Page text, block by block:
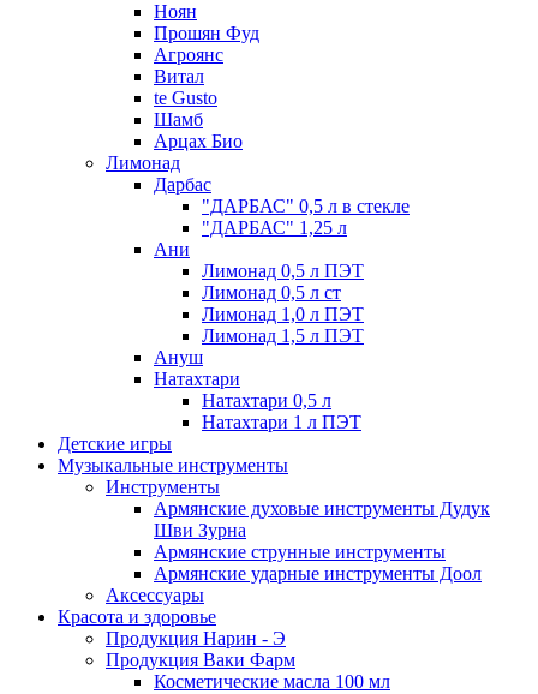
Ноян
Прошян Фуд
Агроянс
Витал
te Gusto
Шамб
Арцах Био
Лимонад
Дарбас
"ДАРБАС" 0,5 л в стекле
"ДАРБАС" 1,25 л
Ани
Лимонад 0,5 л ПЭТ
Лимонад 0,5 л ст
Лимонад 1,0 л ПЭТ
Лимонад 1,5 л ПЭТ
Ануш
Натахтари
Натахтари 0,5 л
Натахтари 1 л ПЭТ
Детские игры
Музыкальные инструменты
Инструменты
Армянские духовые инструменты Дудук
Шви Зурна
Армянские струнные инструменты
Армянские ударные инструменты Доол
Аксессуары
Красота и здоровье
Продукция Нарин - Э
Продукция Ваки Фарм
Косметические масла 100 мл